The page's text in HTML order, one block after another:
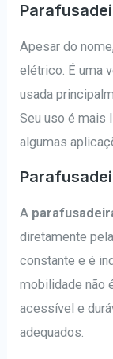
Apesar do
elétrico. É uma
usada
Seu uso é mais
algumas
A
diretamente
constante e é
mobilidade não
acessível e
adequados.